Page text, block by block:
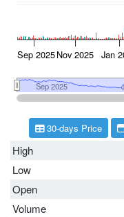
High
Low
Open
Volume
30-days Price